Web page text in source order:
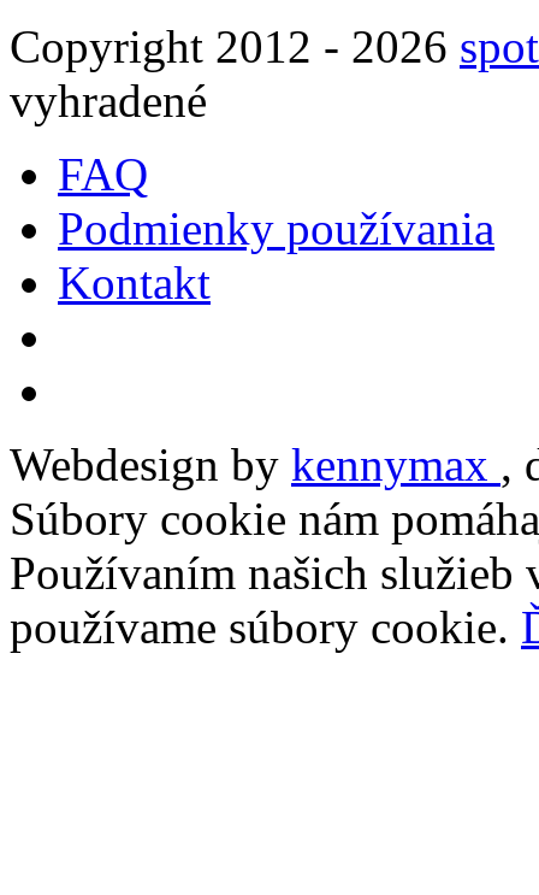
Copyright 2012 - 2026
vyhradené
FAQ
Podmienky používania
Kontakt
Webdesign by kennymax ,
Súbory cookie nám
Používaním našich služieb
používame súbory cookie.